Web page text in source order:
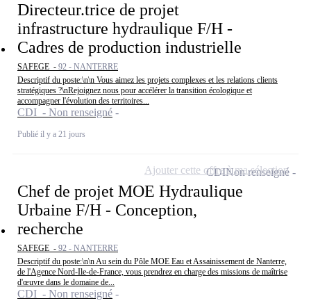
Directeur.trice de projet
infrastructure hydraulique F/H -
Cadres de production industrielle
SAFEGE - 92 - NANTERRE
Descriptif du poste:\n\n Vous aimez les projets complexes et les relations clients
stratégiques ?\nRejoignez nous pour accélérer la transition écologique et
accompagner l'évolution des territoires...
CDI - Non renseigné
Publié il y a 21 jours
Chef de projet MOE Hydraulique
Urbaine F/H - Conception,
recherche
SAFEGE - 92 - NANTERRE
Descriptif du poste:\n\n Au sein du Pôle MOE Eau et Assainissement de Nanterre,
de l'Agence Nord-Ile-de-France, vous prendrez en charge des missions de maîtrise
d'œuvre dans le domaine de...
CDI - Non renseigné
CDINon renseigné
Ajouter cette offre à ma sélection